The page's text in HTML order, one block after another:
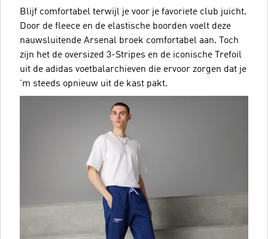
Blijf comfortabel terwijl je voor je favoriete club juicht.
Door de fleece en de elastische boorden voelt deze
nauwsluitende Arsenal broek comfortabel aan. Toch
zijn het de oversized 3-Stripes en de iconische Trefoil
uit de adidas voetbalarchieven die ervoor zorgen dat je
'm steeds opnieuw uit de kast pakt.